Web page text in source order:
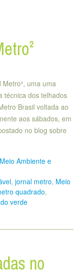
uma uma
técnica dos telhados
Brasil voltada ao
aos sábados, em
no blog sobre
Meio Ambiente e
, jornal metro, Meio
quadrado,
verde
no